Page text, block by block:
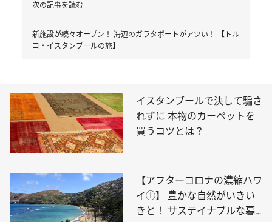
次の記事を読む
新施設が続々オープン！ 海辺のガラタポートがアツい！ 【トル
コ・イスタンブールの旅】
イスタンブールで決して騙さ
れずに 本物のカーペットを
買うコツとは？
【アフターコロナの濃縮ハワ
イ①】 豊かな自然がいきい
きと！ サステイナブルな暮